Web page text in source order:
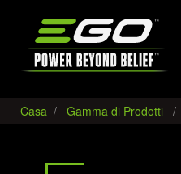
Casa Gamma di Prodotti